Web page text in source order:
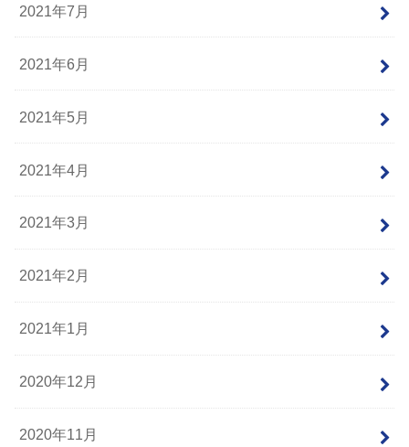
2021年7月
2021年6月
2021年5月
2021年4月
2021年3月
2021年2月
2021年1月
2020年12月
2020年11月